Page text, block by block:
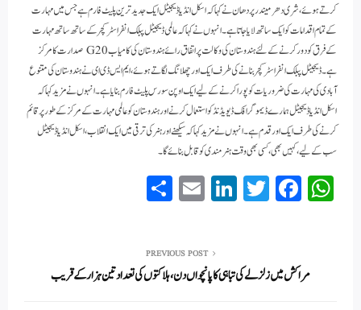
کرتے ہوئے، شری دھرمیندر پردھان نے کہا کہ اسکل انڈیا ڈیجیٹل ایک جدید ترین پلیٹ فارم ہے جس میں مہارت
کے تمام اقدامات کو ایک ساتھ لایا جاتا ہے۔ انہوں نے کہا کہ عالمی ڈیجیٹل پبلک انفراسٹرکچر کے ساتھ ساتھ مہارت
کے فرق کو دور کرنے کے لئے ہندوستان کی وکالت پر اتفاق رائے ہندوستان کی کامیاب G20 صدارت کا مرکز
ہے۔ ڈیجیٹل پبلک انفراسٹرکچر بنانے کی طرف ایک اور چھلانگ لگاتے ہوئے، ایم ایس ڈی ای نے ہندوستان کی متنوع
آبادی کی مہارت کی ضروریات کو پورا کرنے کے لیے ایک اوپن سورس پلیٹ فارم بنایا ہے۔ انہوں نے مزید کہا کہ
اسکل انڈیا ڈیجیٹل ہمارے ڈیموگرافک ڈیویڈنڈ کو استعمال کرنے اور ہندوستان کو عالمی مہارت کے مرکز کے طور پر قائم
کرنے کی طرف ایک اور قدم ہے۔ انہوں نے مزید کہا کہ سیکھنے اور ہنر کی ترقی میں ایک انقلاب، اسکل انڈیا ڈیجیٹل
سب کے لیے، کہیں بھی، کسی بھی وقت ہنر مندی کو قابل بنائے گا۔
W
ha
A
pp
Fa
ce
ok
T
wi
r
Li
nk
In
E
m
PREVIOUS POST
مراکش میں زلزلے کی تباہی کا پانچواں دن، ہلاکتوں کی تعداد تین ہزار کے قریب